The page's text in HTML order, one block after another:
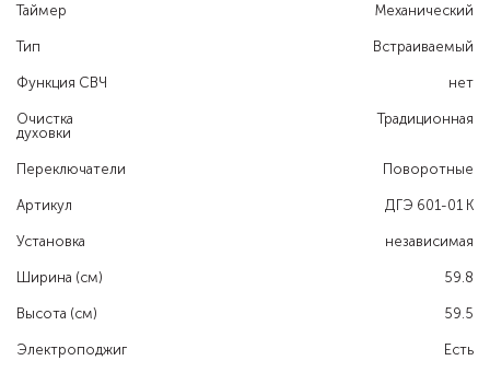
Таймер Механический
Тип Встраиваемый
Функция СВЧ нет
Очистка
духовки
Традиционная
Переключатели Поворотные
Артикул ДГЭ 601-01 К
Установка независимая
Ширина (см) 59.8
Высота (см) 59.5
Электроподжиг Есть